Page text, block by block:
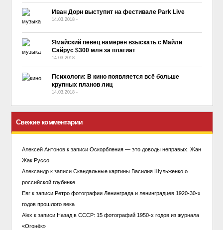
Иван Дорн выступит на фестивале Park Live
14.03.2018 -
Ямайский певец намерен взыскать с Майли
Сайрус $300 млн за плагиат
14.03.2018 -
Психологи: В кино появляется всё больше
крупных планов лиц
14.03.2018 -
Свежие комментарии
Алексей Антоновк записи Оскорбления — это доводы неправых. Жан
Жак Руссо
Александрк записи Скандальные картины Василия Шульженко о
российской глубинке
Евгк записи Ретро фотографии Ленинграда и ленинградцев 1920-30-х
годов прошлого века
Alex к записи Назад в СССР: 15 фотографий 1950-х годов из журнала
«Огонёк»